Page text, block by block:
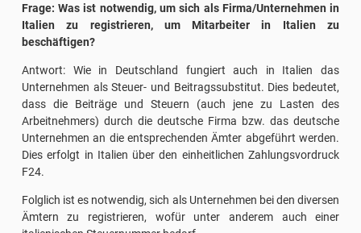
Frage: Was ist notwendig, um sich als Firma/Unternehmen in
Italien zu registrieren, um Mitarbeiter in Italien zu
beschäftigen?
Antwort: Wie in Deutschland fungiert auch in Italien das
Unternehmen als Steuer- und Beitragssubstitut. Dies bedeutet,
dass die Beiträge und Steuern (auch jene zu Lasten des
Arbeitnehmers) durch die deutsche Firma bzw. das deutsche
Unternehmen an die entsprechenden Ämter abgeführt werden.
Dies erfolgt in Italien über den einheitlichen Zahlungsvordruck
F24.
Folglich ist es notwendig, sich als Unternehmen bei den diversen
Ämtern zu registrieren, wofür unter anderem auch einer